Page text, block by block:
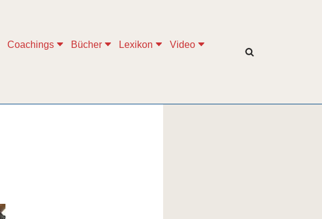
Coachings Bücher Lexikon
Video